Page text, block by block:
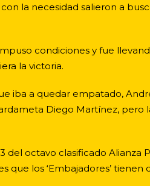
la necesidad salieron a
condiciones y fue
la victoria.
iba a quedar empatado,
Diego Martínez, pero
del octavo clasificado
que los ‘Embajadores’ tienen